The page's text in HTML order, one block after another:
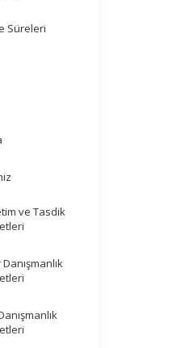
Süreleri
ve Tasdik